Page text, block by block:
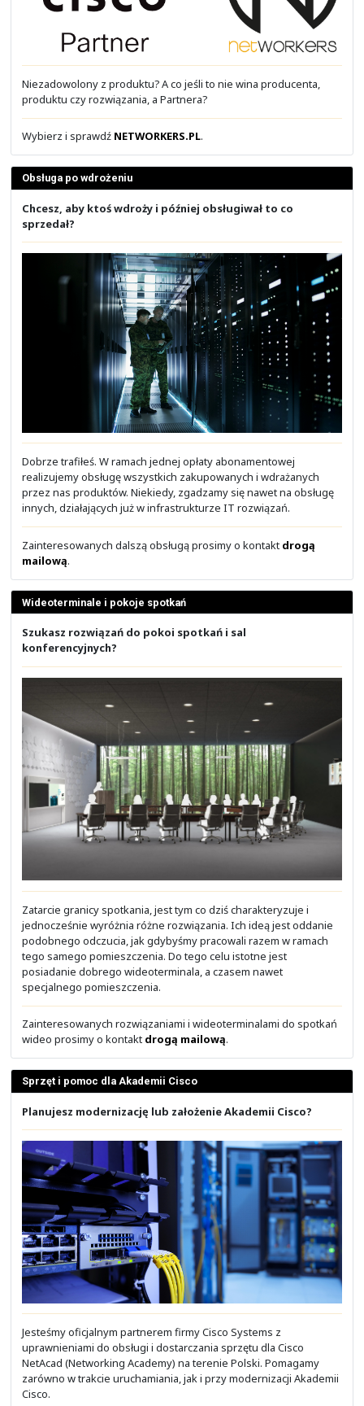
- Poruszanie się w CLI
- Wstępna konfiguracja i weryfikacja
- Dostęp do urządzenia
- Konfiguracja SSH
- Odzyskiwanie haseł
Moduł 2: Przełączanie w sieci LAN
- Ethernet Switching
- VLAN
- Trunk
- Spanning Tree Protocol
Moduł 3: Routing w sieci IP
- Protokół IP i adresacja
- Podstawy routingu IP
- Inter-VLAN Routing
- ACL (Access Control List)
Moduł 4: Dodatkowe usługi w sieci IP
- CDP (Cisco Discovery Protocol)
- NTP (Network Time Protocol)
- DHCP
- Syslog
- NetFlow
Moduł 5: Telefonia IP
Pomagamy w uzyskaniu korzystnego leasingu na
za naszym pośrednictwem rozwiązania. W wielu
to leasing bliski 0%. Okres leasingowania od 12 do 60
Leasing, to dobre narzędzie do stabilizacji wydatków
mailową.
Solidny Partner firmy Cisco Systems
Stoisz przed wyborem Partnera firmy Cisco